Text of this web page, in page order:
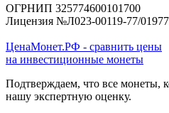
ОГРНИП 325774600101700
Лицензия №Л023-00119-77/
ЦенаМонет.РФ - сравнить цены
на инвестиционные монеты
Подтверждаем, что все монеты,
нашу экспертную оценку.